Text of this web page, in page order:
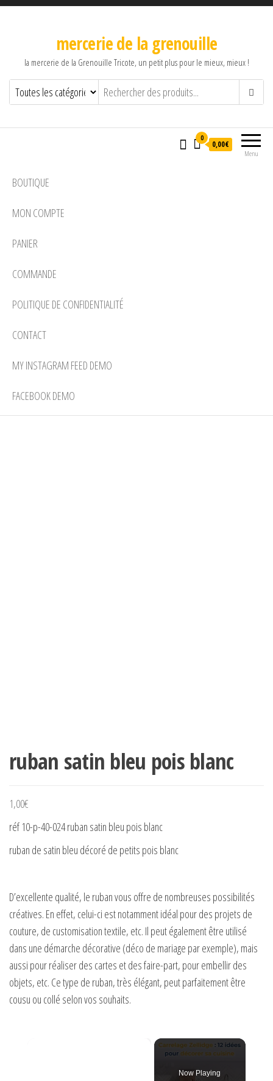
mercerie de la grenouille
la mercerie de la Grenouille Tricote, un petit plus pour le mieux, mieux !
Menu
0
0,00€
BOUTIQUE
MON COMPTE
PANIER
COMMANDE
POLITIQUE DE CONFIDENTIALITÉ
CONTACT
MY INSTAGRAM FEED DEMO
FACEBOOK DEMO
ruban satin bleu pois blanc
1,00€
réf 10-p-40-024 ruban satin bleu pois blanc
ruban de satin bleu décoré de petits pois blanc
D’excellente qualité, le ruban vous offre de nombreuses possibilités
créatives. En effet, celui-ci est notamment idéal pour des projets de
couture, de customisation textile, etc. Il peut également être utilisé
dans une démarche décorative (déco de mariage par exemple), mais
aussi pour réaliser des cartes et des faire-part, pour embellir des
objets, etc. Ce type de ruban, très élégant, peut parfaitement être
cousu ou collé selon vos souhaits.
Now Playing